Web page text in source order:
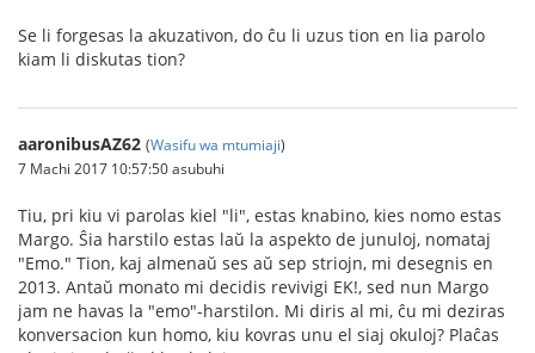
Se li forgesas la akuzativon, do ĉu li uzus tion en lia parolo
kiam li diskutas tion?
aaronibusAZ62 (Wasifu wa mtumiaji)
7 Machi 2017 10:57:50 asubuhi
Tiu, pri kiu vi parolas kiel "li", estas knabino, kies nomo estas
Margo. Ŝia harstilo estas laŭ la aspekto de junuloj, nomataj
"Emo." Tion, kaj almenaŭ ses aŭ sep striojn, mi desegnis en
2013. Antaŭ monato mi decidis revivigi EK!, sed nun Margo
jam ne havas la "emo"-harstilon. Mi diris al mi, ĉu mi deziras
konversacion kun homo, kiu kovras unu el siaj okuloj? Plaĉas